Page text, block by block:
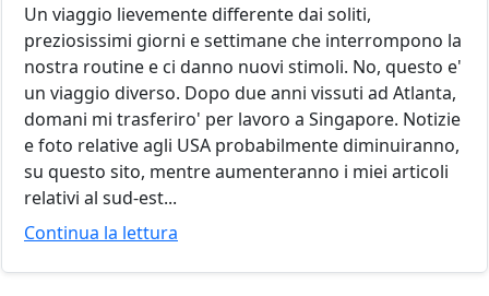
Un viaggio lievemente differente dai soliti,
preziosissimi giorni e settimane che interrompono la
nostra routine e ci danno nuovi stimoli. No, questo e'
un viaggio diverso. Dopo due anni vissuti ad Atlanta,
domani mi trasferiro' per lavoro a Singapore. Notizie
e foto relative agli USA probabilmente diminuiranno,
su questo sito, mentre aumenteranno i miei articoli
relativi al sud-est...
Continua la lettura